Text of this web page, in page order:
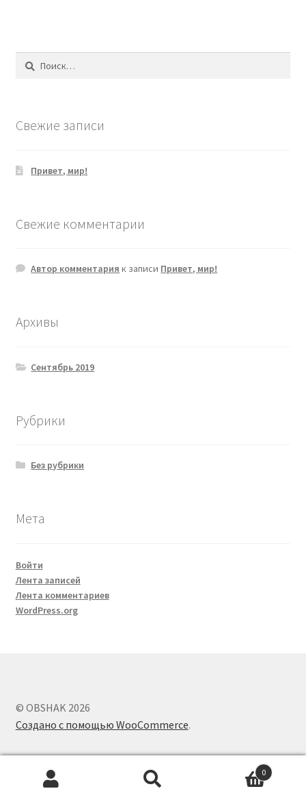
Найти:
Свежие записи
Привет, мир!
Свежие комментарии
Автор комментария к записи Привет, мир!
Архивы
Сентябрь 2019
Рубрики
Без рубрики
Мета
Войти
Лента записей
Лента комментариев
WordPress.org
© OBSHAK 2026
Создано с помощью WooCommerce.
0